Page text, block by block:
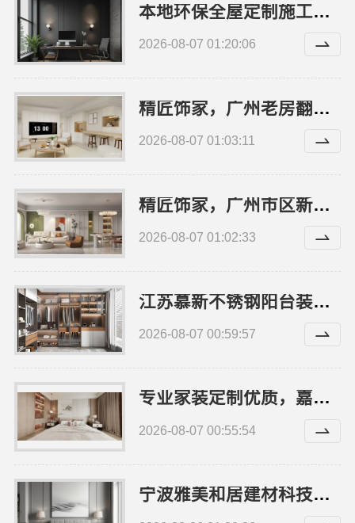
本地环保全屋定制施工队——江西尚宅尚品新型环保材料有限公司
2026-08-07 01:20:06
精匠饰家，广州老房翻新施工团队
2026-08-07 01:03:11
精匠饰家，广州市区新房家装价格
2026-08-07 01:02:33
江苏慕新不锈钢阳台装修效果，全案设计落地实拍
2026-08-07 00:59:57
专业家装定制优质，嘉兴绿色之家建材科技有限公司匠心打造
2026-08-07 00:55:54
宁波雅美和居建材科技有限公司-老牌家装新房整装改造